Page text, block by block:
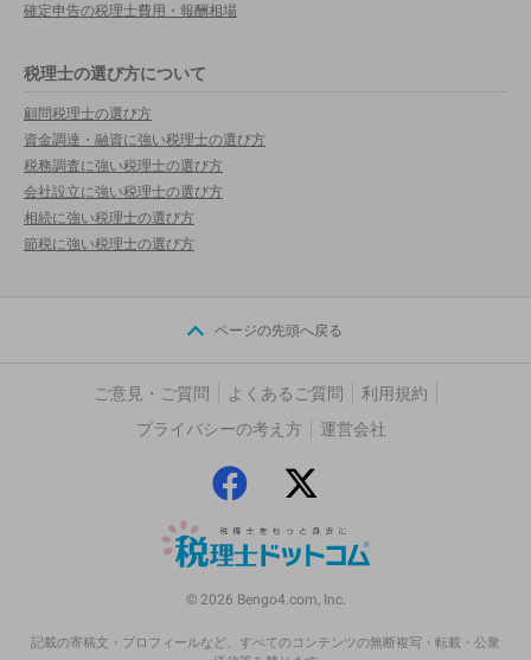
確定申告の税理士費用・報酬相場
税理士の選び方について
顧問税理士の選び方
資金調達・融資に強い税理士の選び方
税務調査に強い税理士の選び方
会社設立に強い税理士の選び方
相続に強い税理士の選び方
節税に強い税理士の選び方
ページの先頭へ戻る
ご意見・ご質問 よくあるご質問
利用規約
プライバシーの考え方
運営会社
© 2026 Bengo4.com, Inc.
記載の寄稿文・プロフィールなど、すべてのコンテンツの無断複写・転載・公衆